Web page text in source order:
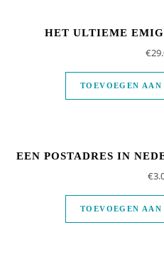
HET ULTIEME
€
TOEVOEGEN
EEN POSTADRES IN
€
TOEVOEGEN